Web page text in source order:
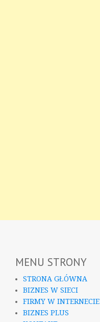
MENU STRONY
STRONA GŁÓWNA
BIZNES W SIECI
FIRMY W INTERNECIE
BIZNES PLUS